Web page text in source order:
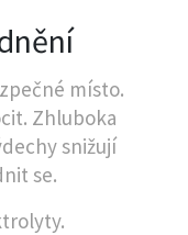
místo.
Zhluboka
snižují
se.